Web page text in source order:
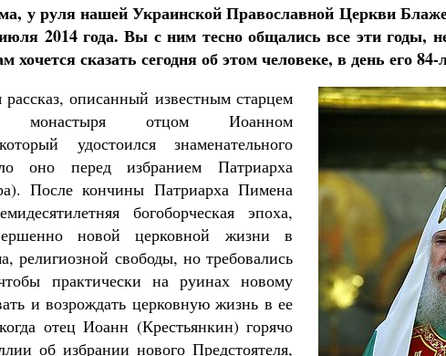
у руля нашей Украинской Православной Церкви
2014 года. Вы с ним тесно общались все эти годы,
сказать сегодня об этом человеке, в день его 84-
описанный известным старцем
монастыря отцом Иоанном
удостоился знаменательного
оно перед избранием Патриарха
После кончины Патриарха Пимена
богоборческая эпоха,
новой церковной жизни в
религиозной свободы, но требовались
практически на руинах новому
и возрождать церковную жизнь в ее
отец Иоанн (Крестьянкин) горячо
об избрании нового Предстоятеля,